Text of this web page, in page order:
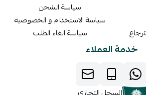
سياسة الشحن
سياسة الاستخدام و الخصوصيه
سياسة الغاء الطلب
خدمة العملاء
السجل التجاري